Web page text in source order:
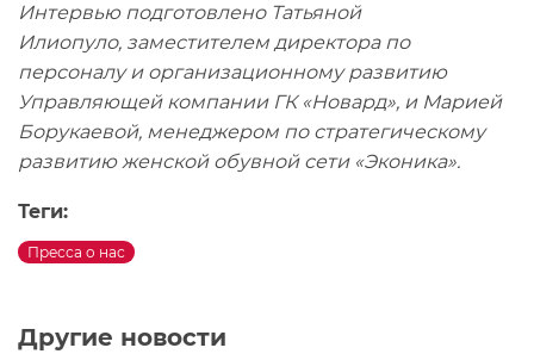
Другие новости
Интервью подготовлено Татьяной
Илиопуло, заместителем директора по
персоналу и организационному развитию
Управляющей компании ГК «Новард», и Марией
Борукаевой, менеджером по стратегическому
развитию женской обувной сети «Эконика».
Теги:
Пресса о нас